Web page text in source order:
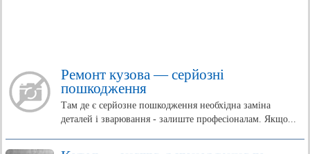
Ремонт кузова — серйозні
пошкодження
Там де є серйозне пошкодження необхідна заміна
деталей і зварювання - залиште професіоналам. Якщо...